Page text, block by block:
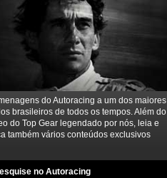
do Autoracing a um dos maiores
brasileiros de todos os tempos. Além do
do Top Gear legendado por nós, leia e
também vários conteúdos exclusivos
no Autoracing